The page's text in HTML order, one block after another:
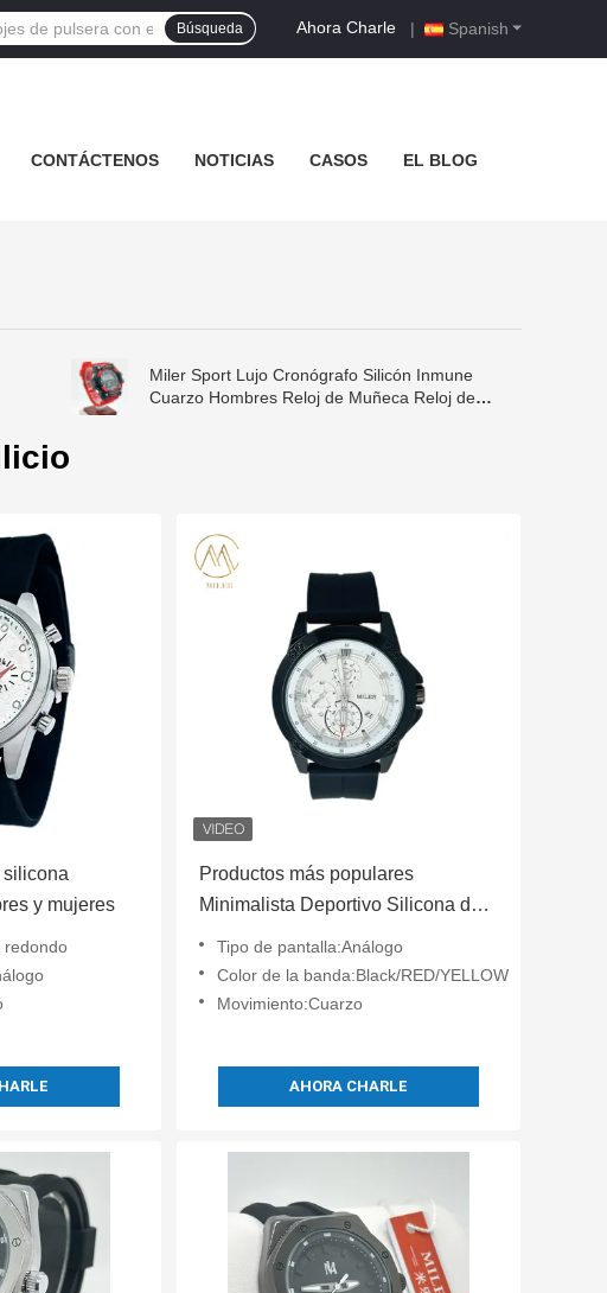
Spanish
Ahora Charle |
Búsqueda
CONTÁCTENOS NOTICIAS CASOS EL BLOG
Miler Sport Lujo Cronógrafo Silicón Inmune
Cuarzo Hombres Reloj de Muñeca Reloj de
silicona
y mujeres
redondo
Productos más populares
Minimalista Deportivo Silicona de
moda sencilla Reloj de muñeca de
pareja
Tipo de pantalla:Análogo
Color de la banda:Black/RED/YELLOW
Movimiento:Cuarzo
AHORA CHARLE